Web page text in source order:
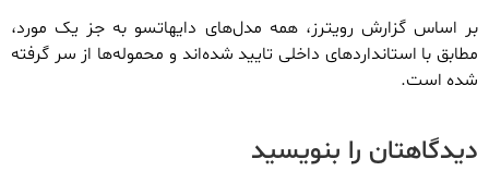
بر اساس گزارش رویترز، همه مدل‌های دایهاتسو به جز یک مورد،
مطابق با استانداردهای داخلی تایید شده‌اند و محموله‌ها از سر گرفته
شده است.
دیدگاهتان را بنویسید